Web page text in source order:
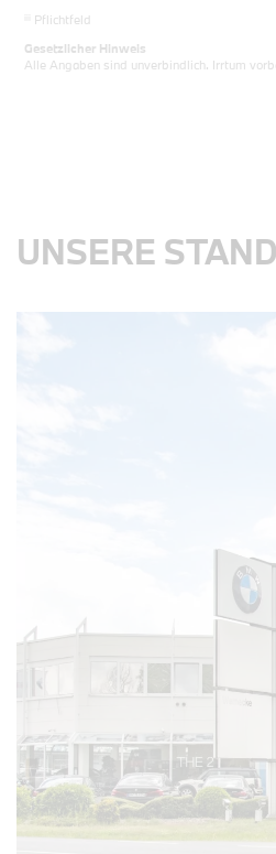
Pflichtfeld
Gesetzlicher Hinweis
Alle Angaben sind unverbindlich. Irrtum
UNSERE